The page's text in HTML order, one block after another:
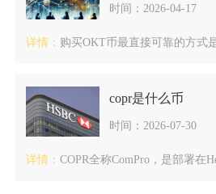
时间：2026-04-17
详情： 购买OKT币最直接可靠的方式是通过
copr是什么币
时间：2026-07-30
详情： COPR全称ComPro，是部署在